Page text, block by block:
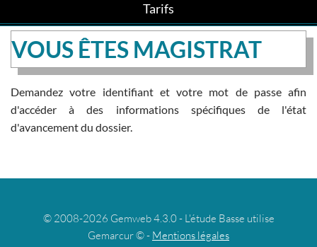
Tarifs
VOUS ÊTES MAGISTRAT
Demandez votre identifiant et votre mot de passe afin
d'accéder à des informations spécifiques de l'état
d'avancement du dossier.
© 2008-2026 Gemweb 4.3.0 - L'étude Basse utilise
Gemarcur © - Mentions légales